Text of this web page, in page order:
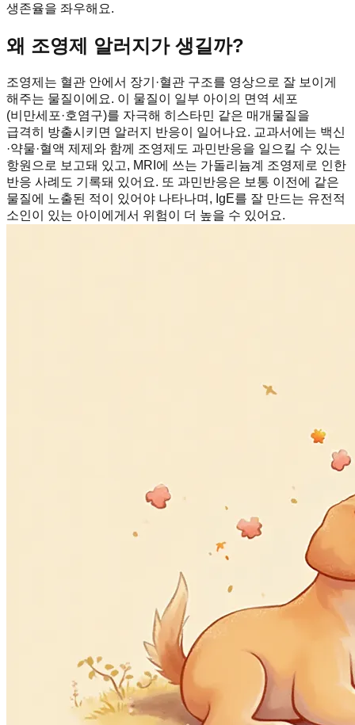
생존율을 좌우해요.
왜 조영제 알러지가 생길까?
조영제는 혈관 안에서 장기·혈관 구조를 영상으로 잘 보이게
해주는 물질이에요. 이 물질이 일부 아이의 면역 세포
(비만세포·호염구)를 자극해 히스타민 같은 매개물질을
급격히 방출시키면 알러지 반응이 일어나요. 교과서에는 백신
·약물·혈액 제제와 함께 조영제도 과민반응을 일으킬 수 있는
항원으로 보고돼 있고, MRI에 쓰는 가돌리늄계 조영제로 인한
반응 사례도 기록돼 있어요. 또 과민반응은 보통 이전에 같은
물질에 노출된 적이 있어야 나타나며, IgE를 잘 만드는 유전적
소인이 있는 아이에게서 위험이 더 높을 수 있어요.